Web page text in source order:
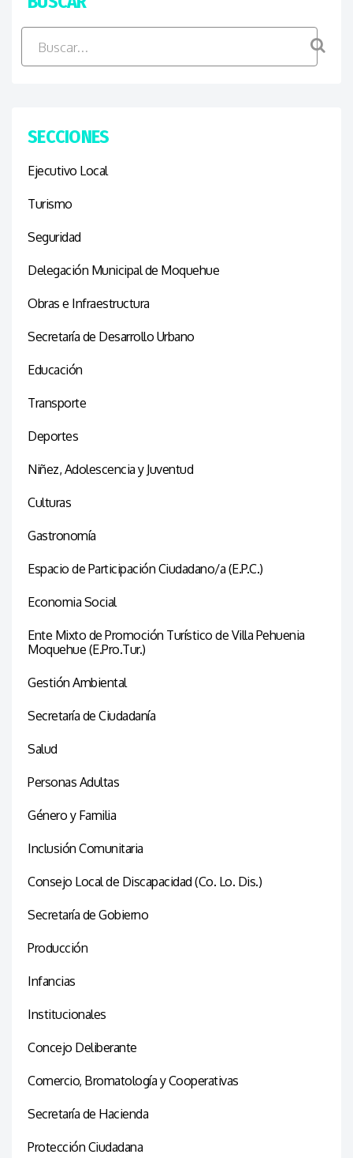
SECCIONES
Ejecutivo Local
Turismo
Seguridad
Delegación Municipal de Moquehue
Obras e Infraestructura
Secretaría de Desarrollo Urbano
Educación
Transporte
Deportes
Niñez, Adolescencia y Juventud
Culturas
Gastronomía
Espacio de Participación Ciudadano/a (E.P.C.)
Economia Social
Ente Mixto de Promoción Turístico de Villa Pehuenia
Moquehue (E.Pro.Tur.)
Gestión Ambiental
Secretaría de Ciudadanía
Salud
Personas Adultas
Género y Familia
Inclusión Comunitaria
Consejo Local de Discapacidad (Co. Lo. Dis.)
Secretaría de Gobierno
Producción
Infancias
Institucionales
Concejo Deliberante
Comercio, Bromatología y Cooperativas
Secretaría de Hacienda
Protección Ciudadana